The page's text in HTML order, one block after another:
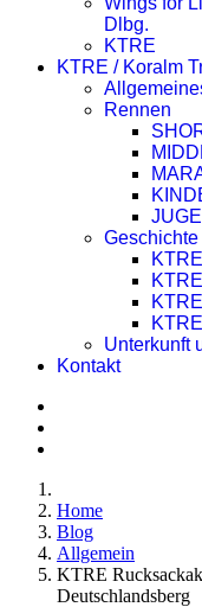
Dlbg.
KTRE
KTRE / Koralm
Rennen
Geschichte
Unterkunft
Kontakt
Home
Blog
Allgemein
KTRE
Deutschlandsberg